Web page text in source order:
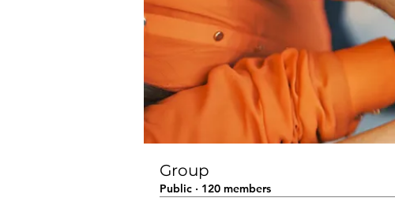
Group
Public · 120 members